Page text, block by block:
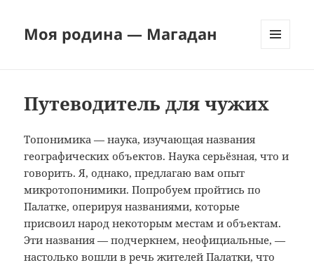
Моя родина — Магадан
Путеводитель для чужих
Топонимика — наука, изучающая названия
географических объектов. Наука серьёзная, что и
говорить. Я, однако, предлагаю вам опыт
микротопонимики. Попробуем пройтись по
Палатке, оперируя названиями, которые
присвоил народ некоторым местам и объектам.
Эти названия — подчеркнем, неофициальные, —
настолько вошли в речь жителей Палатки, что